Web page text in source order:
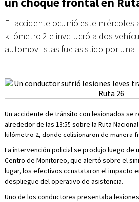
El accidente ocurrió este miércoles
kilómetro 2 e involucró a dos
automovilistas fue asistido por una
Un accidente de tránsito con lesionados se
alrededor de las 13:55 sobre la Ruta
kilómetro 2, donde colisionaron de manera
La intervención policial se produjo luego de
Centro de Monitoreo, que alertó sobre el
lugar, los efectivos constataron el impacto
despliegue del operativo de asistencia.
Uno de los conductores presentaba